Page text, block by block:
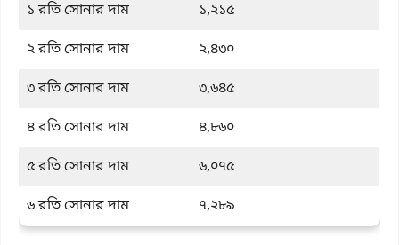
১ রতি সোনার দাম
১,২১৫
২ রতি সোনার দাম
২,৪৩০
৩ রতি সোনার দাম
৩,৬৪৫
৪ রতি সোনার দাম
৪,৮৬০
৫ রতি সোনার দাম
৬,০৭৫
৬ রতি সোনার দাম
৭,২৮৯